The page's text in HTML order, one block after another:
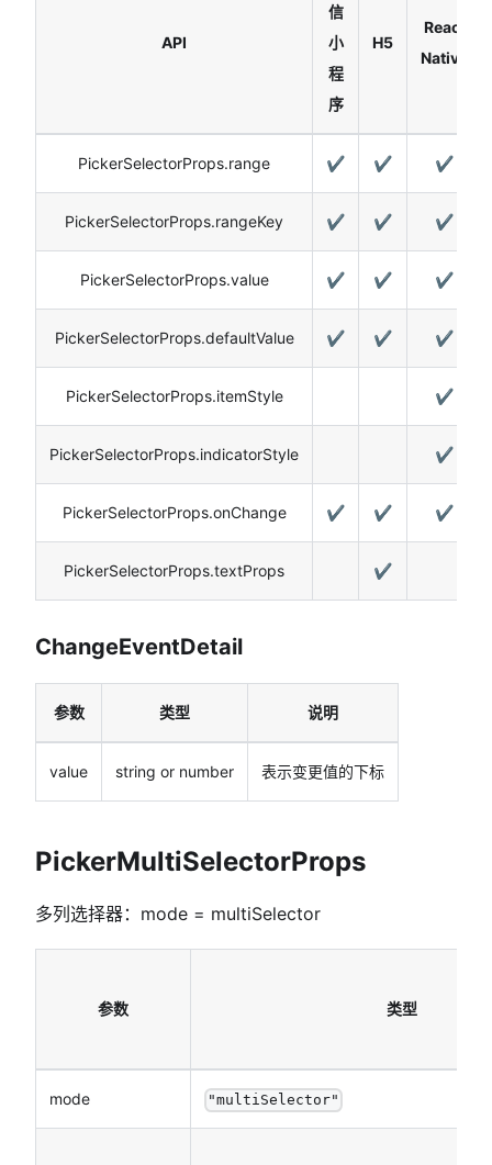
API
信
小
程
序
H5
React
Native
PickerSelectorProps.range ✔️ ✔️ ✔️
PickerSelectorProps.rangeKey ✔️ ✔️ ✔️
PickerSelectorProps.value ✔️ ✔️ ✔️
PickerSelectorProps.defaultValue ✔️ ✔️ ✔️
PickerSelectorProps.itemStyle ✔️
PickerSelectorProps.indicatorStyle ✔️
PickerSelectorProps.onChange ✔️ ✔️ ✔️
PickerSelectorProps.textProps ✔️
ChangeEventDetail
参数 类型 说明
value string or number 表示变更值的下标
PickerMultiSelectorProps
多列选择器：mode = multiSelector
参数 类型
mode "multiSelector"